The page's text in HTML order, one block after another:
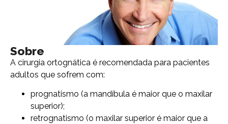
Sobre
A cirurgia ortognática é recomendada para pacientes
adultos que sofrem com:
prognatismo (a mandíbula é maior que o maxilar
superior);
retrognatismo (o maxilar superior é maior que a